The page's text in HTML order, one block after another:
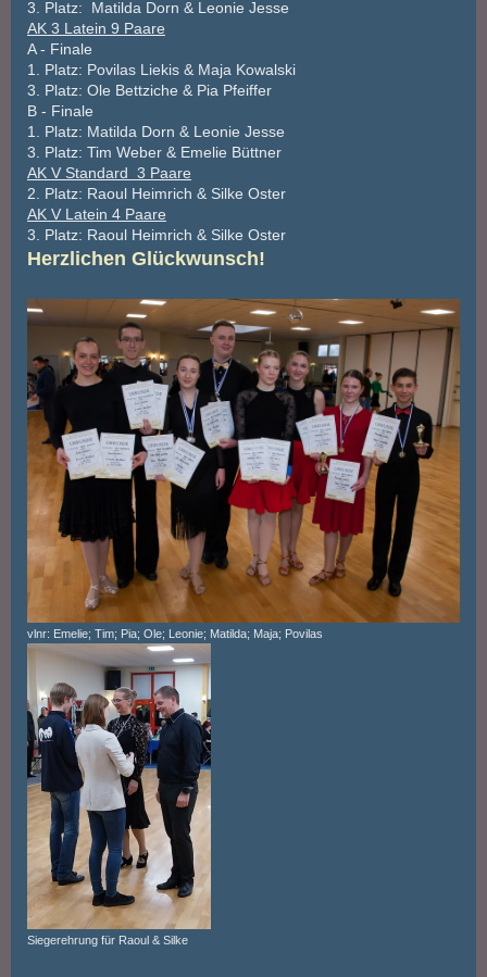
3. Platz: Matilda Dorn & Leonie Jesse
AK 3 Latein 9 Paare
A - Finale
1. Platz: Povilas Liekis & Maja Kowalski
3. Platz: Ole Bettziche & Pia Pfeiffer
B - Finale
1. Platz: Matilda Dorn & Leonie Jesse
3. Platz: Tim Weber & Emelie Büttner
AK V Standard 3 Paare
2. Platz: Raoul Heimrich & Silke Oster
AK V Latein 4 Paare
3. Platz: Raoul Heimrich & Silke Oster
Herzlichen Glückwunsch!
vlnr: Emelie; Tim; Pia; Ole; Leonie; Matilda; Maja; Povilas
Siegerehrung für Raoul & Silke